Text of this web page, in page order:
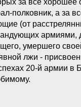
полковник, а за
(от
армиями,
умершего
лжи -
20-й армии в